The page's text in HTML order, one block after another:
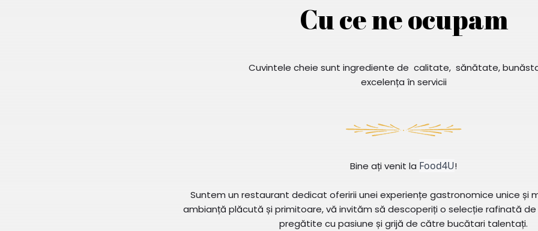
Cu ce ne ocupam
Cuvintele cheie sunt ingrediente de calitate, sănătate,
excelența în servicii
Bine ați venit la Food4U!
Suntem un restaurant dedicat oferirii unei experiențe gastronomice unice și
ambianță plăcută și primitoare, vă invităm să descoperiți o selecție rafinată
pregătite cu pasiune și grijă de către bucătari talentați.